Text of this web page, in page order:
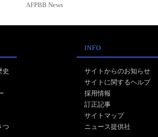
AFPBB News
史
つ
INFO
サイトからのお知らせ
サイトに関するヘルプ
採用情報
訂正記事
サイトマップ
ニュース提供社